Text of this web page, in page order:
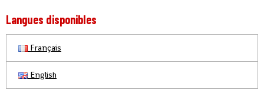
Langues disponibles
Français
English